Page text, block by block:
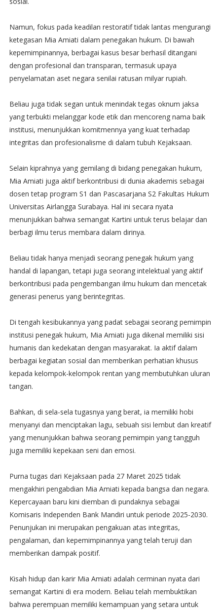
Namun, fokus pada keadilan restoratif tidak lantas mengurangi
ketegasan Mia Amiati dalam penegakan hukum. Di bawah
kepemimpinannya, berbagai kasus besar berhasil ditangani
dengan profesional dan transparan, termasuk upaya
penyelamatan aset negara senilai ratusan milyar rupiah.
Beliau juga tidak segan untuk menindak tegas oknum jaksa
yang terbukti melanggar kode etik dan mencoreng nama baik
institusi, menunjukkan komitmennya yang kuat terhadap
integritas dan profesionalisme di dalam tubuh Kejaksaan.
Selain kiprahnya yang gemilang di bidang penegakan hukum,
Mia Amiati juga aktif berkontribusi di dunia akademis sebagai
dosen tetap program S1 dan Pascasarjana S2 Fakultas Hukum
Universitas Airlangga Surabaya. Hal ini secara nyata
menunjukkan bahwa semangat Kartini untuk terus belajar dan
berbagi ilmu terus membara dalam dirinya.
Beliau tidak hanya menjadi seorang penegak hukum yang
handal di lapangan, tetapi juga seorang intelektual yang aktif
berkontribusi pada pengembangan ilmu hukum dan mencetak
generasi penerus yang berintegritas.
Di tengah kesibukannya yang padat sebagai seorang pemimpin
institusi penegak hukum, Mia Amiati juga dikenal memiliki sisi
humanis dan kedekatan dengan masyarakat. Ia aktif dalam
berbagai kegiatan sosial dan memberikan perhatian khusus
kepada kelompok-kelompok rentan yang membutuhkan uluran
tangan.
Bahkan, di sela-sela tugasnya yang berat, ia memiliki hobi
menyanyi dan menciptakan lagu, sebuah sisi lembut dan kreatif
yang menunjukkan bahwa seorang pemimpin yang tangguh
juga memiliki kepekaan seni dan emosi.
Purna tugas dari Kejaksaan pada 27 Maret 2025 tidak
mengakhiri pengabdian Mia Amiati kepada bangsa dan negara.
Kepercayaan baru kini diemban di pundaknya sebagai
Komisaris Independen Bank Mandiri untuk periode 2025-2030.
Penunjukan ini merupakan pengakuan atas integritas,
pengalaman, dan kepemimpinannya yang telah teruji dan
memberikan dampak positif.
Kisah hidup dan karir Mia Amiati adalah cerminan nyata dari
semangat Kartini di era modern. Beliau telah membuktikan
bahwa perempuan memiliki kemampuan yang setara untuk